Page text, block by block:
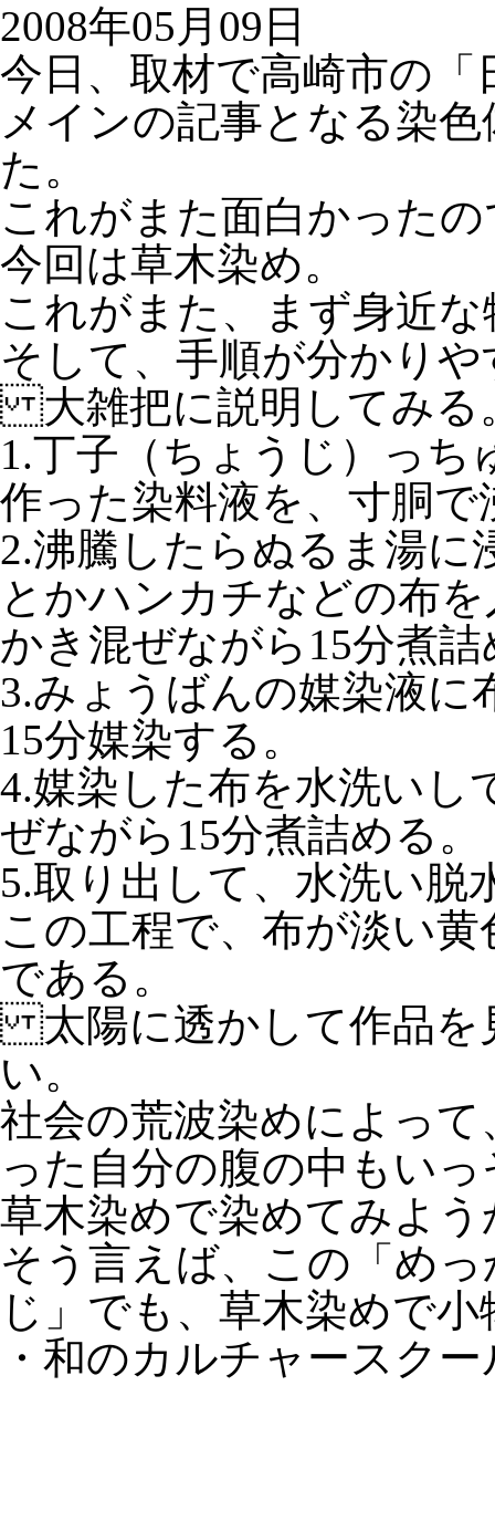
2008年05月09日
今日、取材で高崎市の
メインの記事となる染
た。
これがまた面白かった
今回は草木染め。
これがまた、まず身近
そして、手順が分かりや
大雑把に説明してみる
1.丁子（ちょうじ）っち
作った染料液を、寸胴で
2.沸騰したらぬるま湯に
とかハンカチなどの布
かき混ぜながら15分煮詰
3.みょうばんの媒染液に
15分媒染する。
4.媒染した布を水洗いし
ぜながら15分煮詰める。
5.取り出して、水洗い脱
この工程で、布が淡い
である。
太陽に透かして作品を
い。
社会の荒波染めによっ
った自分の腹の中もい
草木染めで染めてみよう
そう言えば、この「め
じ」でも、草木染めで
・和のカルチャースク